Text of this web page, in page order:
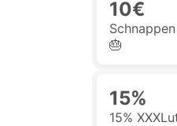
10€
🎂
15%
15%